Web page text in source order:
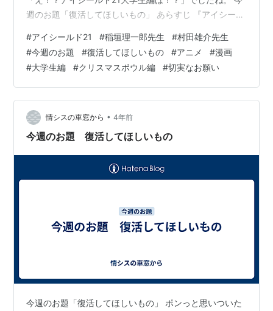
週のお題「復活してほしいもの」 あらすじ 『アイシール
までやらなかったから※ネタバレ含む 原作が大学生にな
ったタイミングで終わったから※ネタバレ含む 最後に
『アイシールド21』とは？ 『アイシールド21』
（EYESHIELD 21）は、原作：稲垣理一郎・作画：村田雄
介による日本の少年漫画作品になります。 また、アニメ
化もしており2005…
#アイシールド21 #稲垣理一郎先生 #村田雄介先生
#今週のお題 #復活してほしいもの #アニメ #漫画
#大学生編 #クリスマスボウル編 #切実なお願い
情シスの車窓から • 4年前
今週のお題 復活してほしいもの
今週のお題「復活してほしいもの」 ポンっと思いついた